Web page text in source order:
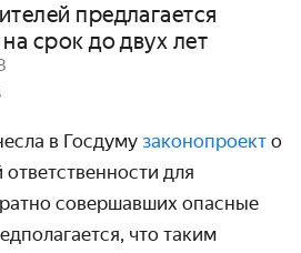
предлагается
срок до двух лет
в Госдуму законопроект о
для
совершавших опасные
что таким